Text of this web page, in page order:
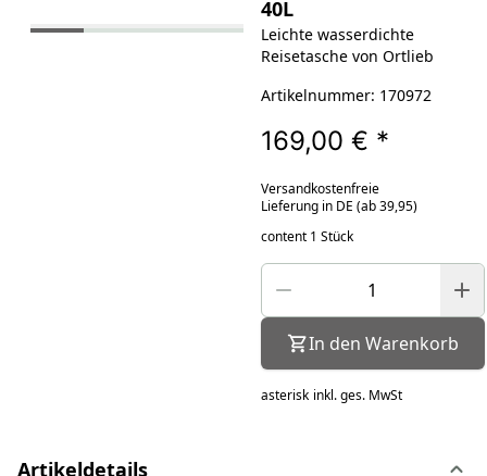
40L
Leichte wasserdichte
Reisetasche von Ortlieb
Artikelnummer: 170972
169,00 € *
Versandkostenfreie
Lieferung in DE (ab 39,95)
content 1 Stück
In den Warenkorb
asterisk inkl. ges. MwSt
Artikeldetails